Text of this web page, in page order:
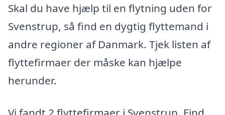
Skal du have hjælp til en flytning uden for
Svenstrup, så find en dygtig flyttemand i
andre regioner af Danmark. Tjek listen af
flyttefirmaer der måske kan hjælpe
herunder.